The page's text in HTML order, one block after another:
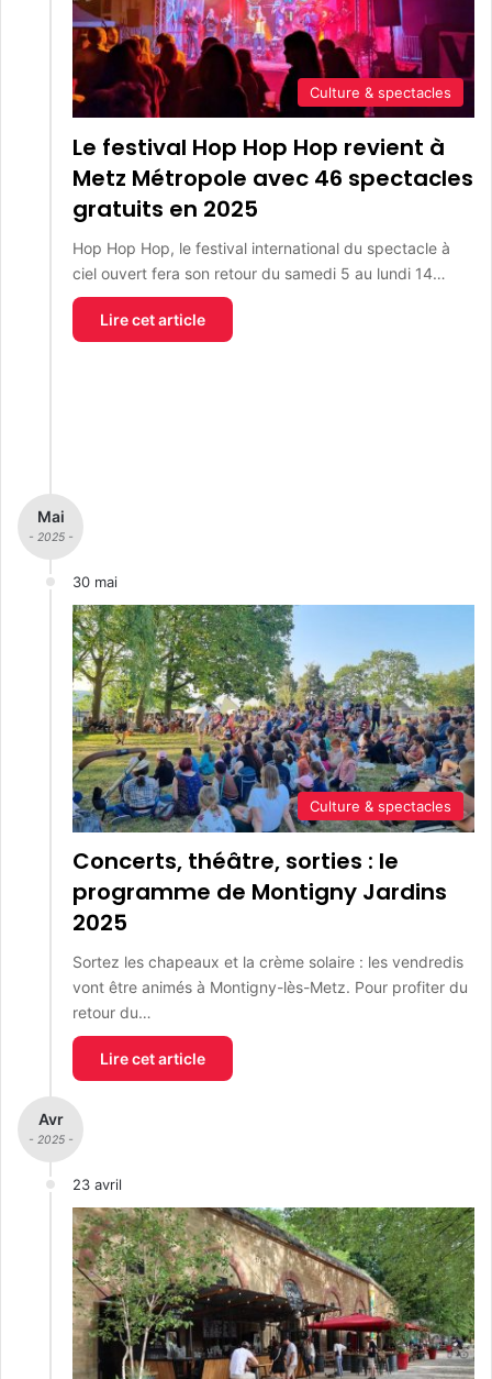
Culture & spectacles
Le festival Hop Hop Hop revient à
Metz Métropole avec 46 spectacles
gratuits en 2025
Hop Hop Hop, le festival international du spectacle à
ciel ouvert fera son retour du samedi 5 au lundi 14…
Lire cet article
Mai
- 2025 -
30 mai
Culture & spectacles
Concerts, théâtre, sorties : le
programme de Montigny Jardins
2025
Sortez les chapeaux et la crème solaire : les vendredis
vont être animés à Montigny-lès-Metz. Pour profiter du
retour du…
Lire cet article
Avr
- 2025 -
23 avril